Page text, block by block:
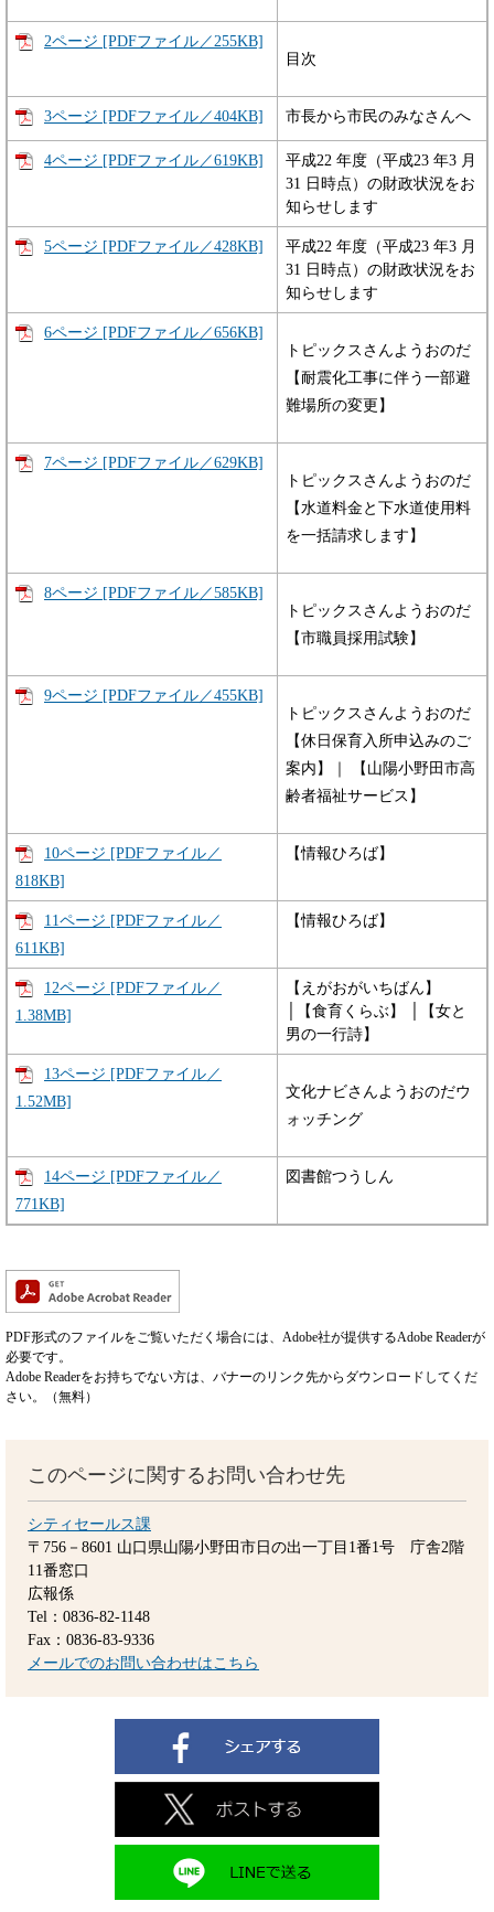
2ページ [PDFファイル／255KB]
目次
3ページ [PDFファイル／404KB] 市長から市民のみなさんへ
4ページ [PDFファイル／619KB]
平成22 年度（平成23 年3 月
31 日時点）の財政状況をお
知らせします
5ページ [PDFファイル／428KB]
平成22 年度（平成23 年3 月
31 日時点）の財政状況をお
知らせします
6ページ [PDFファイル／656KB]
トピックスさんようおのだ
【耐震化工事に伴う一部避
難場所の変更】
7ページ [PDFファイル／629KB]
トピックスさんようおのだ
【水道料金と下水道使用料
を一括請求します】
8ページ [PDFファイル／585KB]
トピックスさんようおのだ
【市職員採用試験】
9ページ [PDFファイル／455KB]
トピックスさんようおのだ
【休日保育入所申込みのご
案内】｜ 【山陽小野田市高
齢者福祉サービス】
10ページ [PDFファイル／
818KB]
【情報ひろば】
11ページ [PDFファイル／
611KB]
【情報ひろば】
12ページ [PDFファイル／
1.38MB]
【えがおがいちばん】
│【食育くらぶ】 │【女と
男の一行詩】
13ページ [PDFファイル／
1.52MB]
文化ナビさんようおのだウ
ォッチング
14ページ [PDFファイル／
771KB]
図書館つうしん
PDF形式のファイルをご覧いただく場合には、Adobe社が提供するAdobe Readerが
必要です。
Adobe Readerをお持ちでない方は、バナーのリンク先からダウンロードしてくだ
さい。（無料）
このページに関するお問い合わせ先
シティセールス課
〒756－8601 山口県山陽小野田市日の出一丁目1番1号 庁舎2階
11番窓口
広報係
Tel：0836-82-1148
Fax：0836-83-9336
メールでのお問い合わせはこちら